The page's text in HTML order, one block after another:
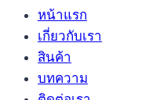
หน้าแรก
เกี่ยวกับเรา
สินค้า
บทความ